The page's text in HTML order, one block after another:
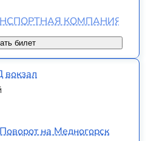
билет
КОМПАНИЯ 2000
вокзал
на Медногорск